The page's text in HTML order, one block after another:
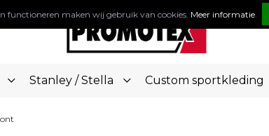
Stanley / Stella Custom sportkleding
functioneren maken wij gebruik van cookies. Meer informatie.